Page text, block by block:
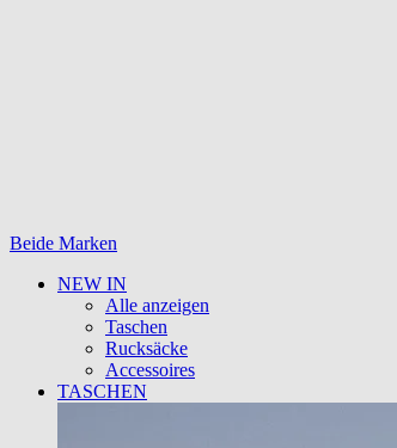
Beide Marken
NEW IN
Alle anzeigen
Taschen
Rucksäcke
Accessoires
TASCHEN